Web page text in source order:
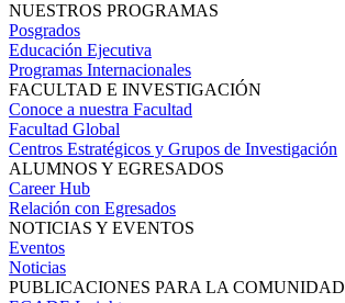
NUESTROS PROGRAMAS
Posgrados
Educación Ejecutiva
Programas Internacionales
FACULTAD E INVESTIGACIÓN
Conoce a nuestra Facultad
Facultad Global
Centros Estratégicos y Grupos de Investigación
ALUMNOS Y EGRESADOS
Career Hub
Relación con Egresados
NOTICIAS Y EVENTOS
Eventos
Noticias
PUBLICACIONES PARA LA COMUNIDAD